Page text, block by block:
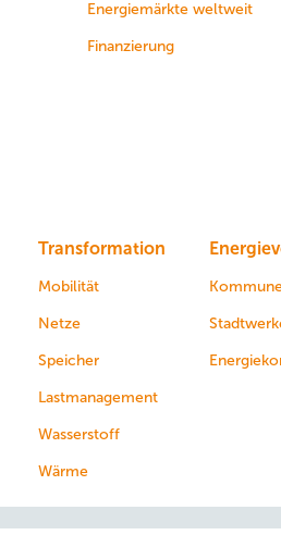
Energiemärkte weltweit
Finanzierung
Transformation
Mobilität
Netze
Speicher
Lastmanagement
Wasserstoff
Wärme